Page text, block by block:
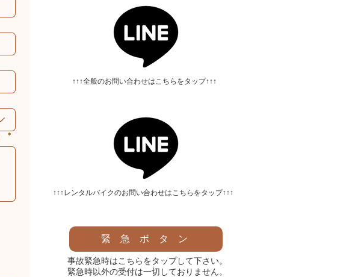
*
​↑​↑​↑全般のお問い合わせはこちらをタップ​↑​↑​↑
​↑​↑​↑レンタルバイクのお問い合わせはこちらをタップ​↑​↑​↑
緊 急 ボ タ ン
事故緊急時はこちらをタップして下さい。
緊急時以外の受付は一切しておりません。